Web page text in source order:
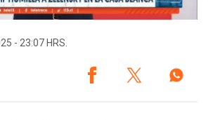
- 23:07 HRS.